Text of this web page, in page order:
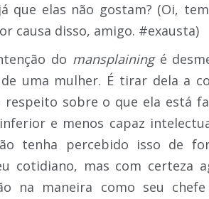
que elas não gostam? (Oi,
causa disso, amigo. #exausta)
do mansplainingé
uma mulher. É tirar dela a
sobre o que ela está
e menos capaz
tenha percebido isso de
cotidiano, mas com certeza
na maneira como seu